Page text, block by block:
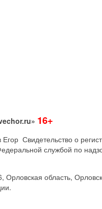
16+
Егор Свидетельство о
службой по
Орловская область,